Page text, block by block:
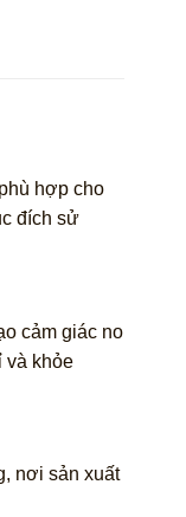
hợp cho
đích sử
cảm giác no
và khỏe
nơi sản xuất